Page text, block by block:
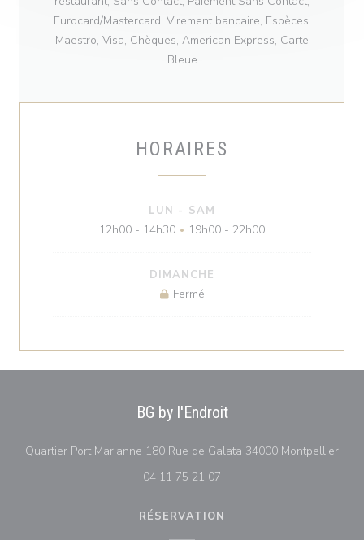
Eurocard/Mastercard, Virement bancaire, Espèces,
Maestro, Visa, Chèques, American Express, Carte
Bleue
HORAIRES
LUN - SAM
12h00 - 14h30 • 19h00 - 22h00
DIMANCHE
Fermé
BG by l'Endroit
Quartier Port Marianne 180 Rue de Galata 34000 Montpellier
04 11 75 21 07
RÉSERVATION